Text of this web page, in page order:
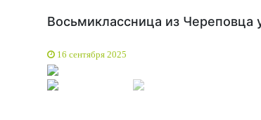
Восьмиклассница из
16 сентября 2025